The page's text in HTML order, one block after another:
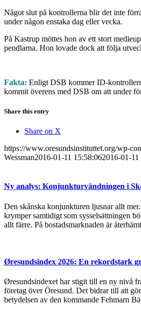
Något slut på kontrollerna blir det inte
under någon enstaka dag eller vecka.
På Kastrup möttes hon av ett stort
pendlarna. Hon lovade dock att följa
Fakta: Enligt DSB kommer ID-
kommit överens med DSB om att under
Share this entry
Share on X
https://www.oresundsinstituttet.org/wp-
Wessman2016-01-11 15:58:062016-01-
Ny analys: Konjunkturvändningen i
Den skånska konjunkturen ljusnar allt
krymper samtidigt som sysselsättningen
allt färre. På bostadsmarknaden är
Øresundsindex 2026: En rekordstark
Øresundsindexet har stigit till en ny nivå
företag över Öresund. Det bidrar till att
betydelsen av den kommande Fehmarn